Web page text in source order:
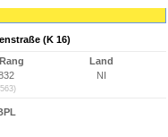
(K 16)
Land
NI